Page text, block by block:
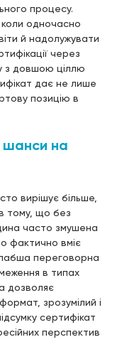
процесу.
одночасно
й надолужувати
через
з довшою ціллю
дає не лише
позицію в
шанси на
вирішує більше,
тому, що без
часто змушена
фактично вміє
переговорна
в типах
дозволяє
зрозумілий і
сертифікат
перспектив